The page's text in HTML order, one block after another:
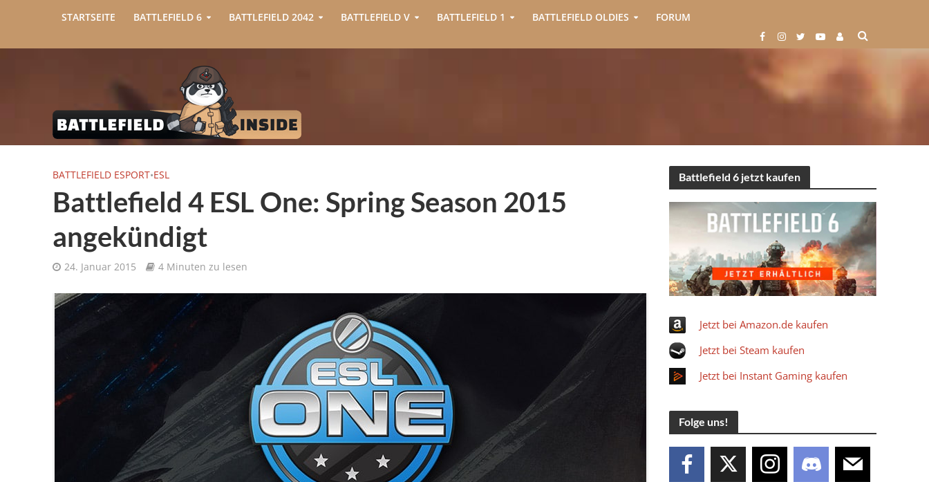
STARTSEITE BATTLEFIELD 6 BATTLEFIELD 2042 BATTLEFIELD V BATTLEFIELD 1 BATTLEFIELD OLDIES FORUM
BATTLEFIELD ESPORT•ESL
Battlefield 4 ESL One: Spring Season 2015
angekündigt
24. Januar 2015 4 Minuten zu lesen
Battlefield 6 jetzt kaufen
Jetzt bei Amazon.de kaufen
Jetzt bei Steam kaufen
Jetzt bei Instant Gaming kaufen
Folge uns!